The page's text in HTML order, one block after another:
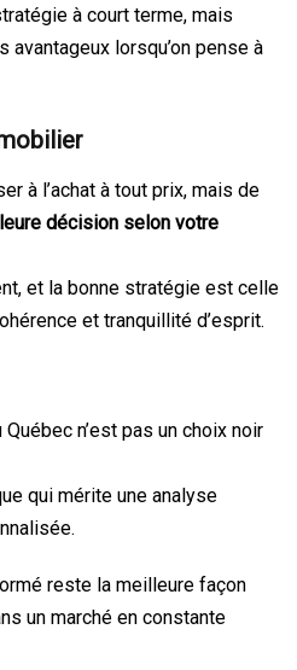
à court terme, mais
lorsqu’on pense à
à l’achat à tout prix, mais de
décision selon votre
et la bonne stratégie est celle
et tranquillité d’esprit.
n’est pas un choix noir
qui mérite une analyse
reste la meilleure façon
un marché en constante